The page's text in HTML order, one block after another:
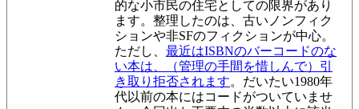
的な小市民の住宅としての限界があり
ます。整理したのは、古いノンフィク
ションや非SFのフィクションが中心。
ただし、 最近はISBNのバーコードのな
い本は、（管理の手間を惜しんで）引
き取り拒否されます。だいたい1980年
代以前の本にはコードがついていませ